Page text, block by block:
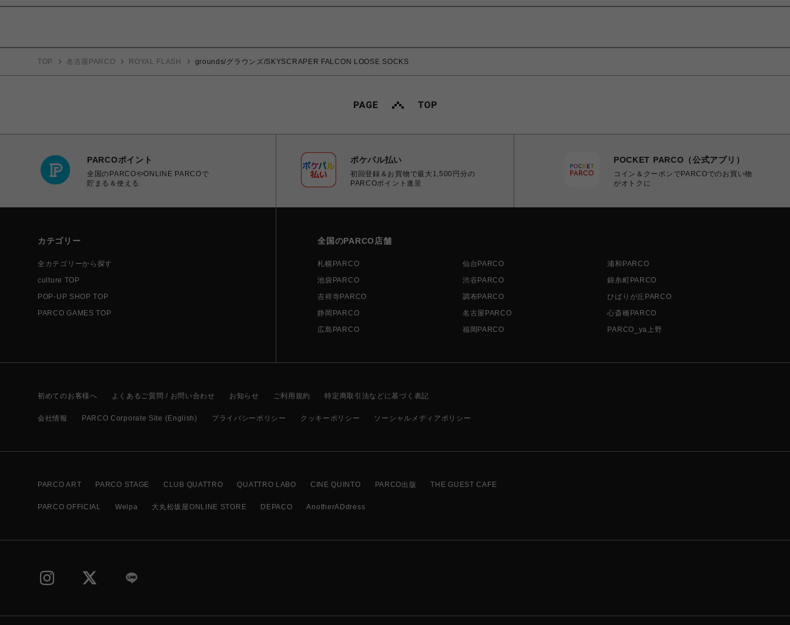
TOP 名古屋PARCO ROYAL FLASH grounds/グラウンズ/SKYSCRAPER FALCON LOOSE SOCKS
PARCOポイント
全国のPARCOやONLINE PARCOで
貯まる＆使える
ポケパル払い
初回登録＆お買物で最大1,500円分の
PARCOポイント進呈
POCKET PARCO（公式アプリ）
コイン＆クーポンでPARCOでのお買い物
がオトクに
カテゴリー
全カテゴリーから探す
culture TOP
POP-UP SHOP TOP
PARCO GAMES TOP
全国のPARCO店舗
札幌PARCO 仙台PARCO
浦和PARCO
池袋PARCO
渋谷PARCO
錦糸町PARCO
吉祥寺PARCO
調布PARCO
ひばりが丘PARCO
静岡PARCO
名古屋PARCO
心斎橋PARCO
広島PARCO
福岡PARCO PARCO_ya上野
初めてのお客様へ よくあるご質問 / お問い合わせ お知らせ ご利用規約 特定商取引法などに基づく表記
会社情報 PARCO Corporate Site (English) プライバシーポリシー クッキーポリシー ソーシャルメディアポリシー
PARCO ART PARCO STAGE CLUB QUATTRO QUATTRO LABO CINE QUINTO PARCO出版 THE GUEST CAFE
PARCO OFFICIAL Welpa 大丸松坂屋ONLINE STORE DEPACO AnotherADdress